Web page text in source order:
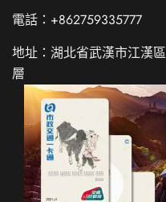
電話：+862759335777
地址：湖北省武漢市江漢
層